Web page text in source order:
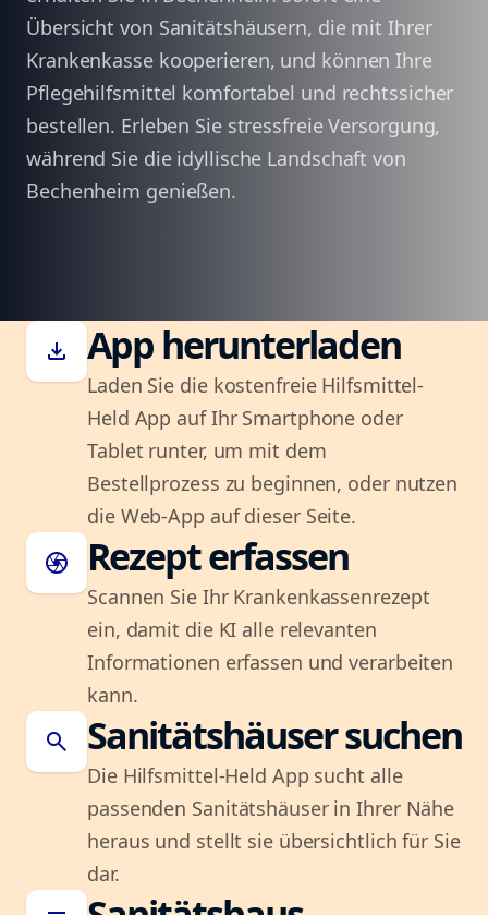
Übersicht von Sanitätshäusern, die mit Ihrer
Krankenkasse kooperieren, und können Ihre
Pflegehilfsmittel komfortabel und rechtssicher
bestellen. Erleben Sie stressfreie Versorgung,
während Sie die idyllische Landschaft von
Bechenheim genießen.
download App herunterladen
Laden Sie die kostenfreie Hilfsmittel-
Held App auf Ihr Smartphone oder
Tablet runter, um mit dem
Bestellprozess zu beginnen, oder nutzen
die Web-App auf dieser Seite.
camera Rezept erfassen
Scannen Sie Ihr Krankenkassenrezept
ein, damit die KI alle relevanten
Informationen erfassen und verarbeiten
kann.
search Sanitätshäuser suchen
Die Hilfsmittel-Held App sucht alle
passenden Sanitätshäuser in Ihrer Nähe
heraus und stellt sie übersichtlich für Sie
dar.